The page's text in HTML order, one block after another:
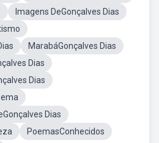
Imagens DeGonçalves Dias
MarabáGonçalves Dias
Dias
Dias
Dias
PoemasConhecidos